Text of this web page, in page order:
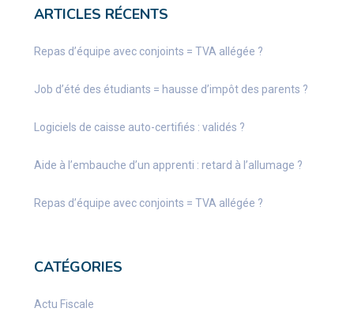
ARTICLES RÉCENTS
Repas d’équipe avec conjoints = TVA allégée ?
Job d’été des étudiants = hausse d’impôt des parents ?
Logiciels de caisse auto-certifiés : validés ?
Aide à l’embauche d’un apprenti : retard à l’allumage ?
Repas d’équipe avec conjoints = TVA allégée ?
CATÉGORIES
Actu Fiscale